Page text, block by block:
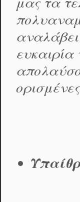
αναλάβει